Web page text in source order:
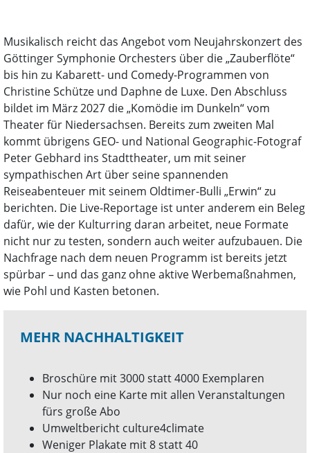
Musikalisch reicht das Angebot vom Neujahrskonzert des
Göttinger Symphonie Orchesters über die „Zauberflöte“
bis hin zu Kabarett- und Comedy-Programmen von
Christine Schütze und Daphne de Luxe. Den Abschluss
bildet im März 2027 die „Komödie im Dunkeln“ vom
Theater für Niedersachsen. Bereits zum zweiten Mal
kommt übrigens GEO- und National Geographic-Fotograf
Peter Gebhard ins Stadttheater, um mit seiner
sympathischen Art über seine spannenden
Reiseabenteuer mit seinem Oldtimer-Bulli „Erwin“ zu
berichten. Die Live-Reportage ist unter anderem ein Beleg
dafür, wie der Kulturring daran arbeitet, neue Formate
nicht nur zu testen, sondern auch weiter aufzubauen. Die
Nachfrage nach dem neuen Programm ist bereits jetzt
spürbar – und das ganz ohne aktive Werbemaßnahmen,
wie Pohl und Kasten betonen.
MEHR NACHHALTIGKEIT
Broschüre mit 3000 statt 4000 Exemplaren
Nur noch eine Karte mit allen Veranstaltungen
fürs große Abo
Umweltbericht culture4climate
Weniger Plakate mit 8 statt 40